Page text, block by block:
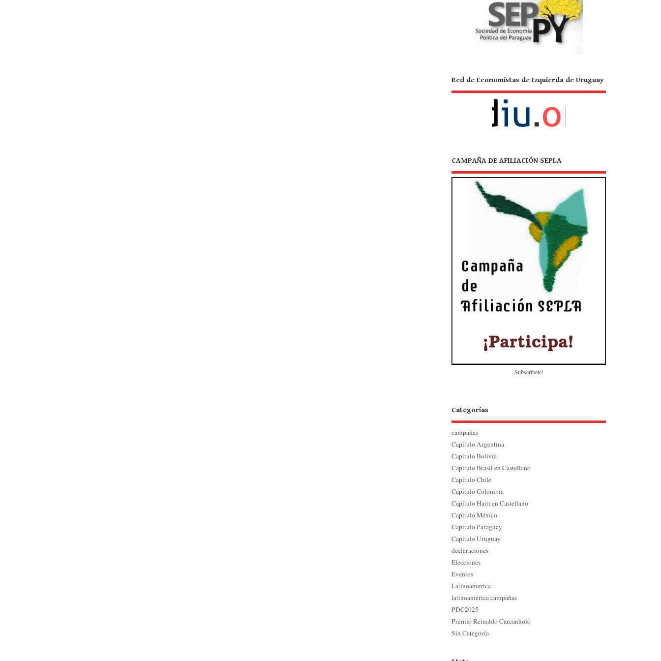
Red de Economistas de Izquierda de Uruguay
CAMPAÑA DE AFILIACIÓN SEPLA
Subscríbete!
Categorías
campañas
Capítulo Argentina
Capítulo Bolivia
Capítulo Brasil en Castellano
Capítulo Chile
Capítulo Colombia
Capítulo Haiti en Castellano
Capítulo México
Capítulo Paraguay
Capítulo Uruguay
declaraciones
Elecciones
Eventos
Latinoamerica
latinoamerica campañas
PDC2025
Premio Reinaldo Carcanholo
Sin Categoría